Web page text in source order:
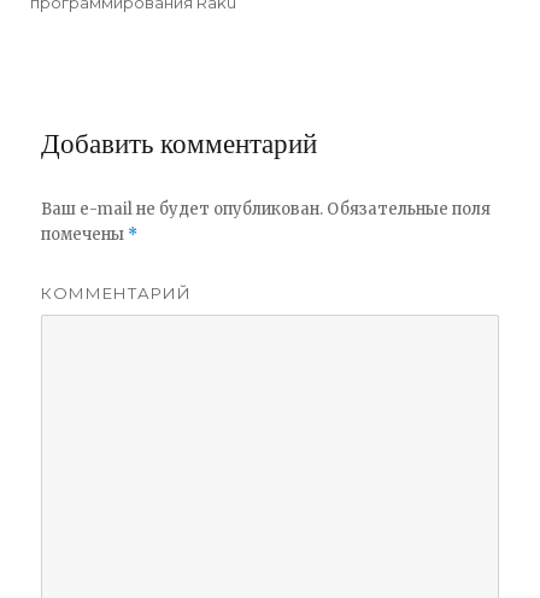
Добавить комментарий
Ваш e-mail не будет опубликован. Обязательные поля
помечены *
КОММЕНТАРИЙ